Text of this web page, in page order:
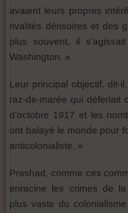
avaient leurs propres
rivalités dérisoires et des
plus souvent, il
Washington. »
Leur principal objectif, dit-
raz-de-marée qui déferlait
d’octobre 1917 et les
ont balayé le monde pour
anticolonialiste. »
Prashad, comme ces
enracine les crimes de la
plus vaste du